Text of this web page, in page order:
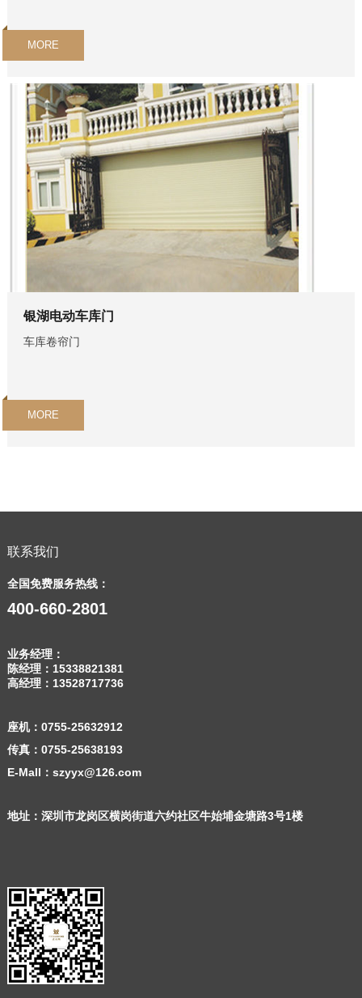
MORE
银湖电动车库门
车库卷帘门
MORE
联系我们
全国免费服务热线：
400-660-2801
业务经理：
陈经理： 15338821381
高经理： 13528717736
座机： 0755-25632912
传真：0755-25638193
E-Mall：szyyx@126.com
地址：深圳市龙岗区横岗街道六约社区牛始埔金塘路3号1楼